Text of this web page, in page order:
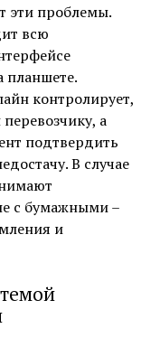
эти проблемы.
всю
планшете.
контролирует,
а
подтвердить
В случае
с бумажными –
и